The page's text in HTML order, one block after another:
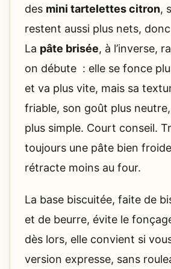
des mini tartelettes citron,
restent aussi plus nets,
La pâte brisée, à l’inverse,
on débute : elle se fonce
et va plus vite, mais sa
friable, son goût plus
plus simple. Court conseil.
toujours une pâte bien
rétracte moins au four.
La base biscuitée, faite de
et de beurre, évite le
dès lors, elle convient si
version expresse, sans